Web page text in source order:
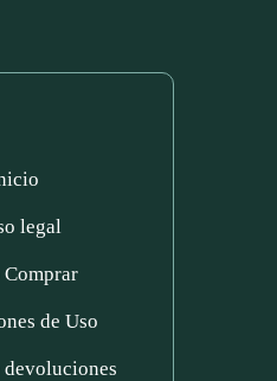
legal
Comprar
de Uso